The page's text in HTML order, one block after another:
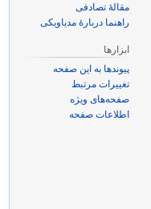
مقالهٔ تصادفی
راهنما دربارهٔ مدیاویکی
ابزارها
پیوندها به این صفحه
تغییرات مرتبط
صفحه‌های ویژه
اطلاعات صفحه